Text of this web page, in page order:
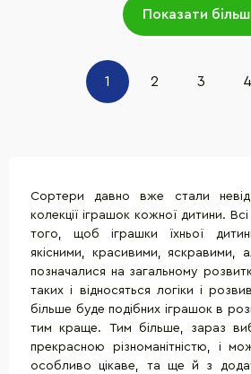
Показати
1 2 3 4
Сортери давно вже стали
колекції іграшок кожної дитини.
того, щоб іграшки їхньої
якісними, красивими, яскравими,
позначалися на загальному
таких і відносяться логіки і
більше буде подібних іграшок в
тим краще. Тим більше, зараз
прекрасною різноманітністю, і
особливо цікаве, та ще й з